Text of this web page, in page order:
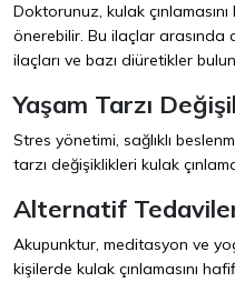
Doktorunuz, kulak
önerebilir. Bu ilaçlar
ilaçları ve bazı diüretikler
Yaşam Tarzı
Stres yönetimi, sağlıklı
tarzı değişiklikleri kulak
Alternatif
Akupunktur, meditasyon ve
kişilerde kulak çınlamasını